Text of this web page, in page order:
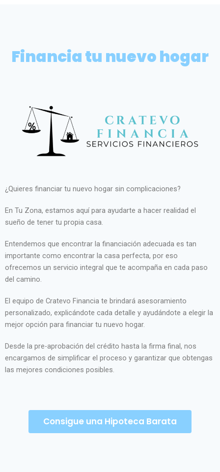
Financia tu nuevo hogar
¿Quieres financiar tu nuevo hogar sin complicaciones?
En Tu Zona, estamos aquí para ayudarte a hacer realidad el
sueño de tener tu propia casa.
Entendemos que encontrar la financiación adecuada es tan
importante como encontrar la casa perfecta, por eso
ofrecemos un servicio integral que te acompaña en cada paso
del camino.
El equipo de Cratevo Financia te brindará asesoramiento
personalizado, explicándote cada detalle y ayudándote a elegir la
mejor opción para financiar tu nuevo hogar.
Desde la pre-aprobación del crédito hasta la firma final, nos
encargamos de simplificar el proceso y garantizar que obtengas
las mejores condiciones posibles.
Consigue una Hipoteca Barata